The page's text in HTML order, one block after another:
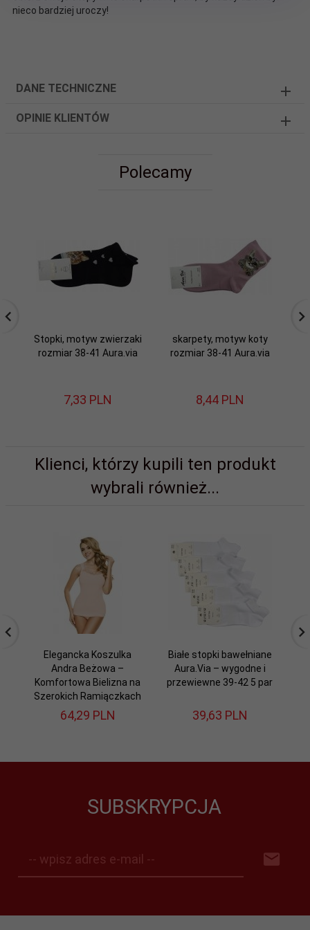
nieco bardziej uroczy!
DANE TECHNICZNE
OPINIE KLIENTÓW
Polecamy
Stopki, motyw zwierzaki
rozmiar 38-41 Aura.via
7,33 PLN
skarpety, motyw koty
rozmiar 38-41 Aura.via
8,44 PLN
Klienci, którzy kupili ten produkt
wybrali również...
Elegancka Koszulka
Andra Beżowa –
Komfortowa Bielizna na
Szerokich Ramiączkach
64,29 PLN
Białe stopki bawełniane
Aura.Via – wygodne i
przewiewne 39-42 5 par
39,63 PLN
SUBSKRYPCJA
-- wpisz adres e-mail --